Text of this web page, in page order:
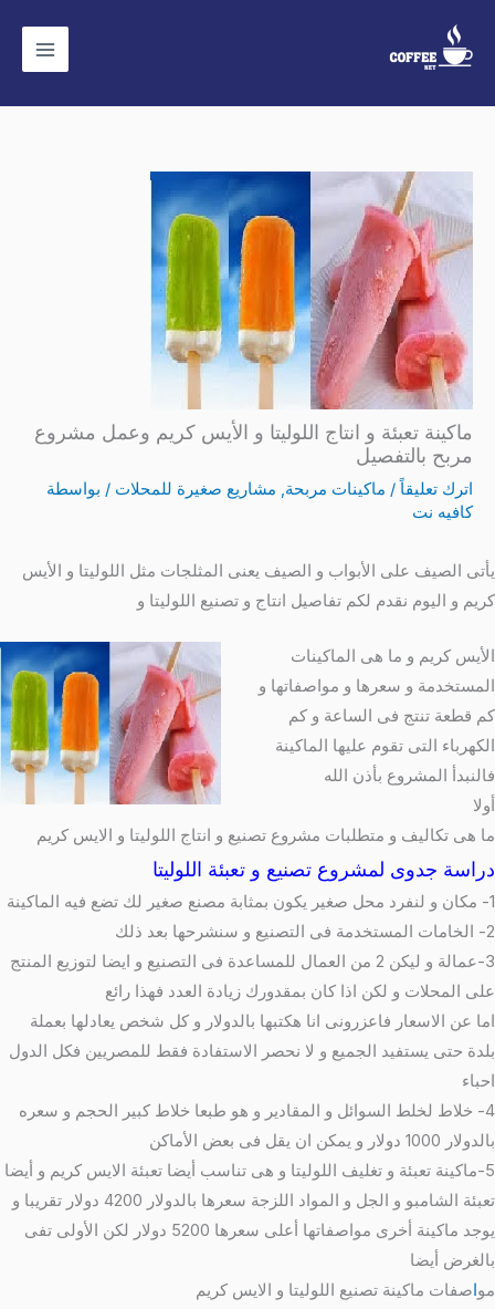
المحتوى
ماكينة تعبئة و انتاج اللوليتا و الأيس كريم وعمل مشروع
مربح بالتفصيل
اترك تعليقاً / ماكينات مربحة, مشاريع صغيرة للمحلات / بواسطة
كافيه نت
يأتى الصيف على الأبواب و الصيف يعنى المثلجات مثل اللوليتا و الأيس
كريم و اليوم نقدم لكم تفاصيل انتاج و تصنيع اللوليتا و
الأيس كريم و ما هى الماكينات
المستخدمة و سعرها و مواصفاتها و
كم قطعة تنتج فى الساعة و كم
الكهرباء التى تقوم عليها الماكينة
فالنبدأ المشروع بأذن الله
أولا
ما هى تكاليف و متطلبات مشروع تصنيع و انتاج اللوليتا و الايس كريم
دراسة جدوى لمشروع تصنيع و تعبئة اللوليتا
1- مكان و لنفرد محل صغير يكون بمثابة مصنع صغير لك تضع فيه الماكينة
2- الخامات المستخدمة فى التصنيع و سنشرحها بعد ذلك
3-عمالة و ليكن 2 من العمال للمساعدة فى التصنيع و ايضا لتوزيع المنتج
على المحلات و لكن اذا كان بمقدورك زيادة العدد فهذا رائع
اما عن الاسعار فاعزرونى انا هكتبها بالدولار و كل شخص يعادلها بعملة
بلدة حتى يستفيد الجميع و لا نحصر الاستفادة فقط للمصريين فكل الدول
احباء
4- خلاط لخلط السوائل و المقادير و هو طبعا خلاط كبير الحجم و سعره
بالدولار 1000 دولار و يمكن ان يقل فى بعض الأماكن
5-ماكينة تعبئة و تغليف اللوليتا و هى تناسب أيضا تعبئة الايس كريم و أيضا
تعبئة الشامبو و الجل و المواد اللزجة سعرها بالدولار 4200 دولار تقريبا و
يوجد ماكينة أخرى مواصفاتها أعلى سعرها 5200 دولار لكن الأولى تفى
بالغرض أيضا
مواصفات ماكينة تصنيع اللوليتا و الايس كريم